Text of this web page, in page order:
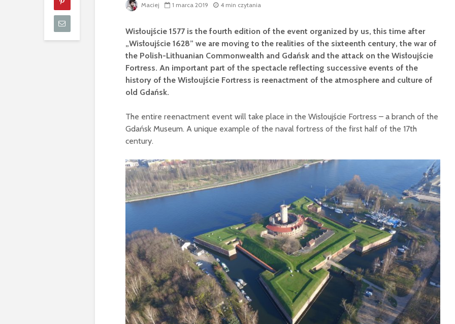
Maciej 1 marca 2019 4 min czytania
Wisłoujście 1577 is the fourth edition of the event organized by us, this time after
„Wisłoujście 1628” we are moving to the realities of the sixteenth century, the war of
the Polish-Lithuanian Commonwealth and Gdańsk and the attack on the Wisłoujście
Fortress. An important part of the spectacle reflecting successive events of the
history of the Wisłoujście Fortress is reenactment of the atmosphere and culture of
old Gdańsk.
The entire reenactment event will take place in the Wisłoujście Fortress – a branch of the
Gdańsk Museum. A unique example of the naval fortress of the first half of the 17th
century.
Wisłoujście 1628 /
2026 Information for
historical
reenactment groups
Wisłoujście 1628 /
2026 Informacje dla
grup rekonstrukcji
Hucie
Radzyń